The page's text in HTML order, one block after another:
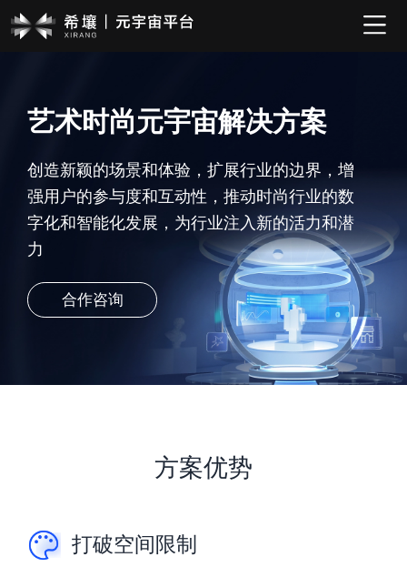
艺术时尚元宇宙解决方案
创造新颖的场景和体验，扩展行业的边界，增
强用户的参与度和互动性，推动时尚行业的数
字化和智能化发展，为行业注入新的活力和潜
力
合作咨询
方案优势
打破空间限制